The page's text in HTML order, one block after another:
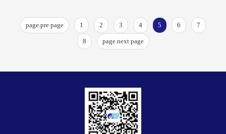
page.pre page 1 2 3 4 5 6 7
8 page.next page